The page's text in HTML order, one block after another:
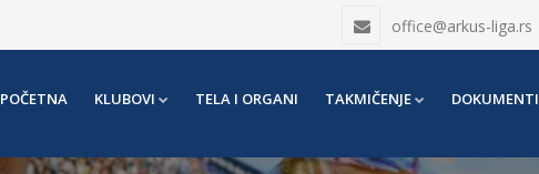
office@arkus-liga.rs
POČETNA KLUBOVI TELA I ORGANI TAKMIČENJE DOKUMENTI